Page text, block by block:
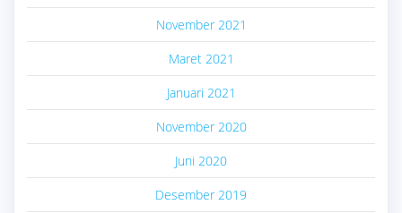
November 2021
Maret 2021
Januari 2021
November 2020
Juni 2020
Desember 2019